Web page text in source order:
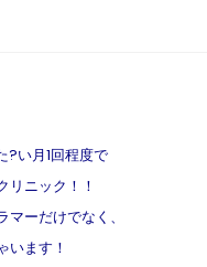
?い月1回程度で
リニック！！
ーだけでなく、
います！